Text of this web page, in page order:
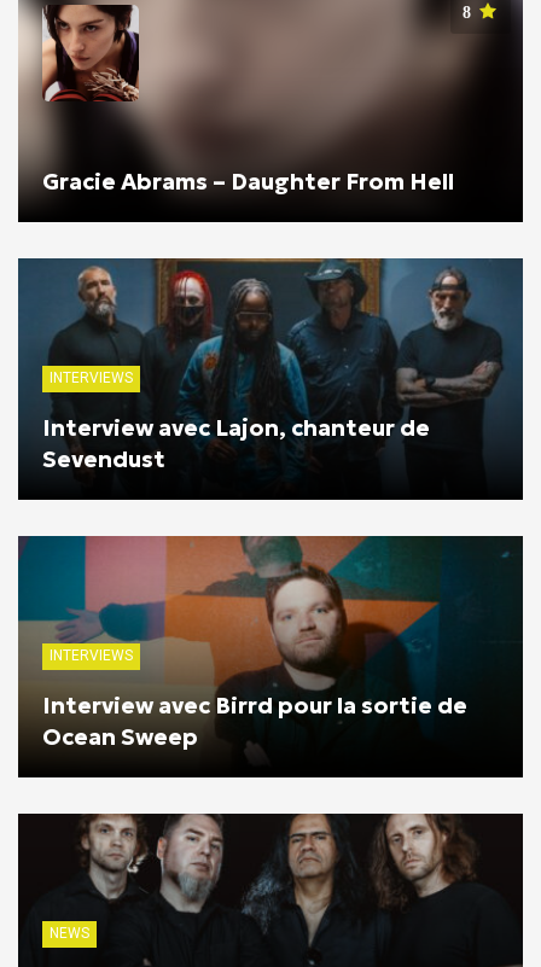
8
Gracie Abrams – Daughter From Hell
INTERVIEWS
Interview avec Lajon, chanteur de
Sevendust
INTERVIEWS
Interview avec Birrd pour la sortie de
Ocean Sweep
NEWS